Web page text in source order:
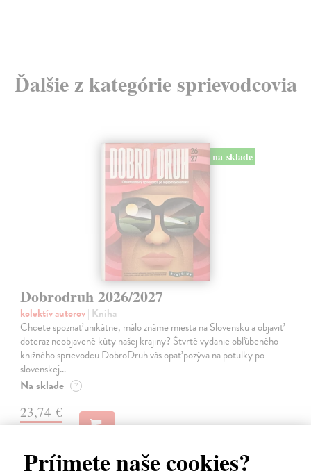
Príjmete naše cookies?
Ďalšie z kategórie sprievodcovia
na sklade
Dobrodruh 2026/2027
kolektív autorov| Kniha
Chcete spoznať unikátne, málo známe miesta na Slovensku a objaviť
doteraz neobjavené kúty našej krajiny? Štvrté vydanie obľúbeného
knižného sprievodcu DobroDruh vás opäť pozýva na potulky po
slovenskej…
Na sklade ?
23,74 €